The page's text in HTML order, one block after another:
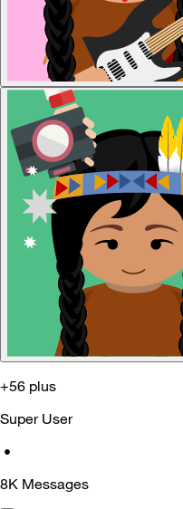
+56 plus
Super User
•
8K Messages